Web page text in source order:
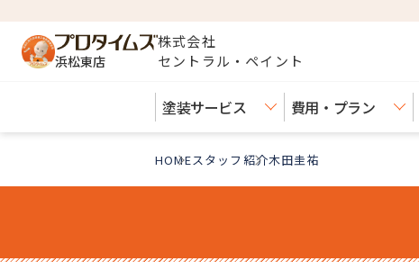
浜松東店
株式会社
セントラル・ペイント
塗装サービス 費用・プラン
HOMEスタッフ紹介木田圭祐